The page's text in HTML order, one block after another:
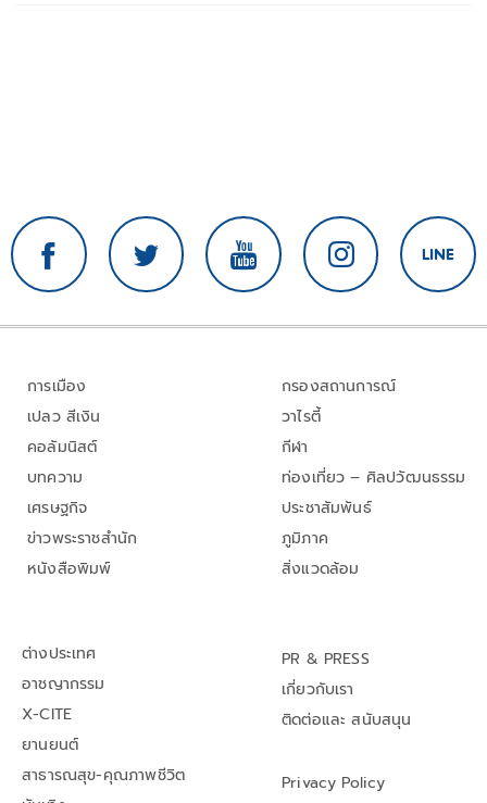
การเมือง
เปลว สีเงิน
คอลัมนิสต์
บทความ
เศรษฐกิจ
ข่าวพระราชสำนัก
หนังสือพิมพ์
กรองสถานการณ์
วาไรตี้
กีฬา
ท่องเที่ยว – ศิลปวัฒนธรรม
ประชาสัมพันธ์
ภูมิภาค
สิ่งแวดล้อม
ต่างประเทศ
อาชญากรรม
X-CITE
ยานยนต์
สาธารณสุข-คุณภาพชีวิต
PR & PRESS
เกี่ยวกับเรา
ติดต่อและ สนับสนุน
Privacy Policy